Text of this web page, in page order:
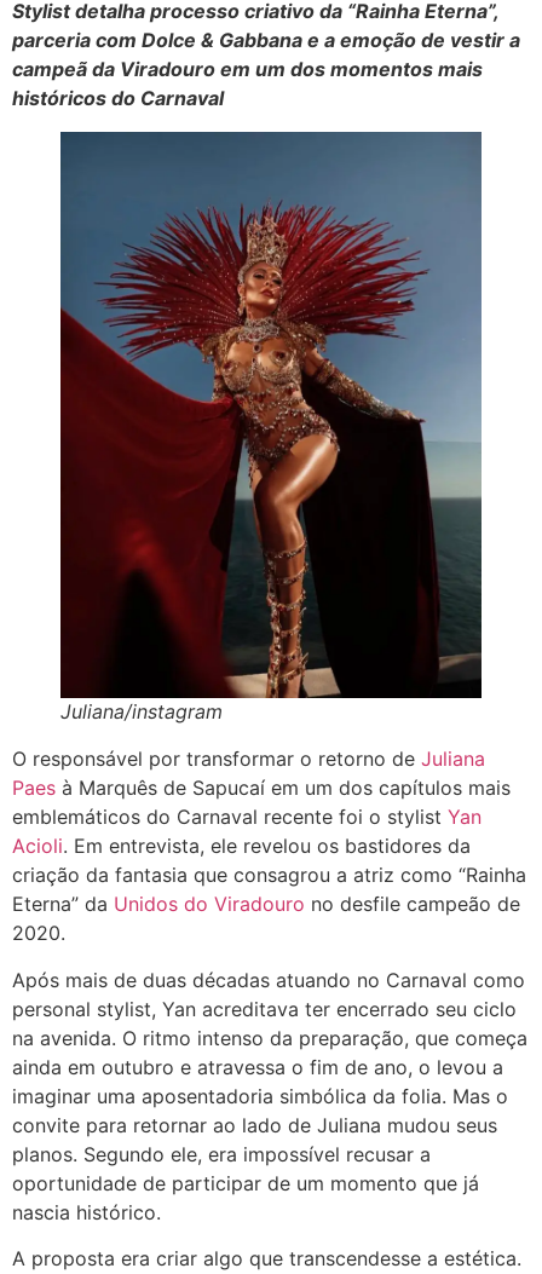
Stylist detalha processo criativo da “Rainha Eterna”,
parceria com Dolce & Gabbana e a emoção de vestir a
campeã da Viradouro em um dos momentos mais
históricos do Carnaval
Juliana/instagram
O responsável por transformar o retorno de Juliana
Paes à Marquês de Sapucaí em um dos capítulos mais
emblemáticos do Carnaval recente foi o stylist Yan
Acioli. Em entrevista, ele revelou os bastidores da
criação da fantasia que consagrou a atriz como “Rainha
Eterna” da Unidos do Viradouro no desfile campeão de
2020.
Após mais de duas décadas atuando no Carnaval como
personal stylist, Yan acreditava ter encerrado seu ciclo
na avenida. O ritmo intenso da preparação, que começa
ainda em outubro e atravessa o fim de ano, o levou a
imaginar uma aposentadoria simbólica da folia. Mas o
convite para retornar ao lado de Juliana mudou seus
planos. Segundo ele, era impossível recusar a
oportunidade de participar de um momento que já
nascia histórico.
A proposta era criar algo que transcendesse a estética.